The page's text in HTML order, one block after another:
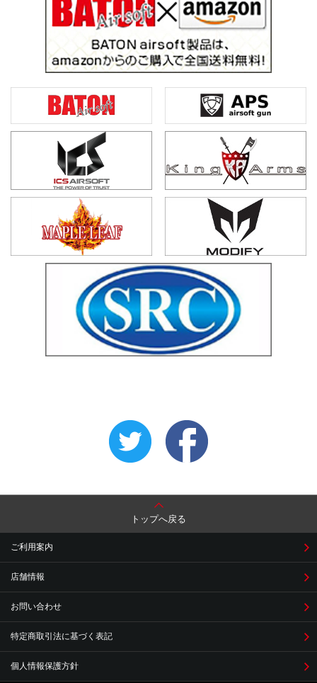
トップへ戻る
ご利用案内
店舗情報
お問い合わせ
特定商取引法に基づく表記
個人情報保護方針